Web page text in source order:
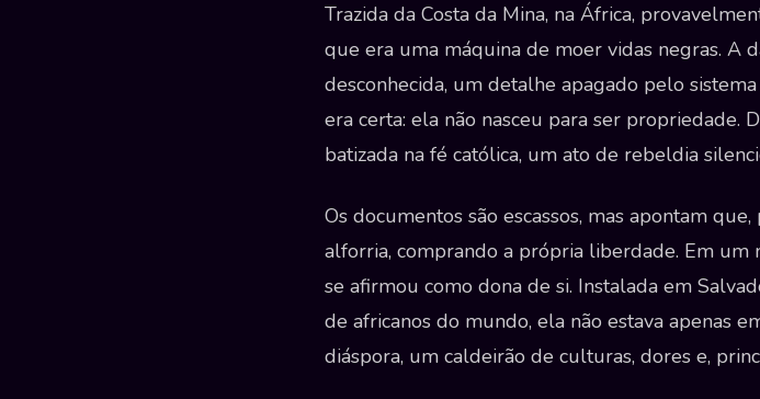
Trazida da Costa da Mina, na África,
que era uma máquina de moer vidas negras. A
desconhecida, um detalhe apagado pelo
era certa: ela não nasceu para ser propriedade.
batizada na fé católica, um ato de rebeldia
Os documentos são escassos, mas apontam
alforria, comprando a própria liberdade. Em um
se afirmou como dona de si. Instalada em
de africanos do mundo, ela não estava apenas
diáspora, um caldeirão de culturas, dores e,